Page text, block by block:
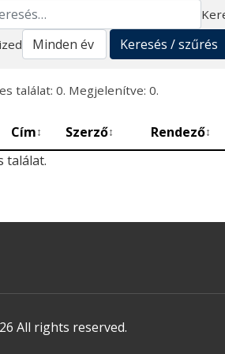
Keresés / szűrés
találat: 0. Megjelenítve: 0.
Cím↕ Szerző↕ Rendező↕
találat.
All rights reserved.